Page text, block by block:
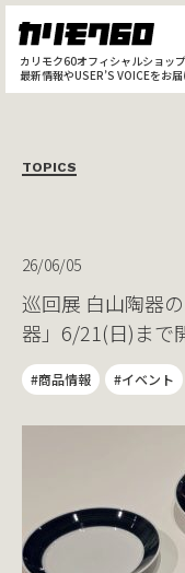
カリモク60オフィシャルショッ
最新情報やUSER’S VOICEをお届
TOPICS
26/06/05
巡回展 白山陶器
器」6/21(日)まで
#商品情報 #イベント